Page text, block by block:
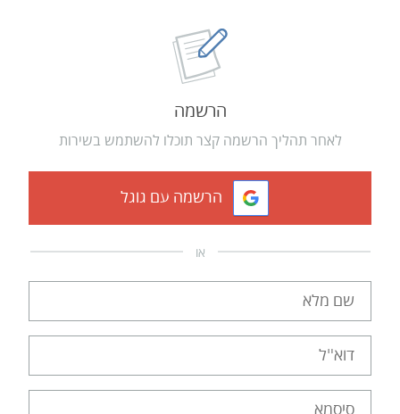
הרשמה
לאחר תהליך הרשמה קצר תוכלו להשתמש בשירות
הרשמה עם גוגל
או